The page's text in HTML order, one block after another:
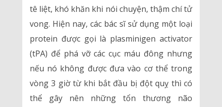
tê liệt, khó khăn khi nói chuyện, thậm chí tử
vong. Hiện nay, các bác sĩ sử dụng một loại
protein được gọi là plasminigen activator
(tPA) để phá vỡ các cục máu đông nhưng
nếu nó không được đưa vào cơ thể trong
vòng 3 giờ từ khi bắt đầu bị đột quỵ thì có
thể gây nên những tổn thương não